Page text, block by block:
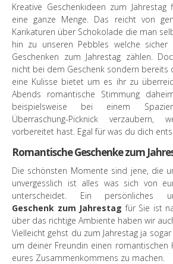
Kreative Geschenkideen zum
eine ganze Menge. Das reicht von
Karikaturen über Schokolade die man
hin zu unseren Pebbles welche
Geschenken zum Jahrestag zählen.
nicht bei dem Geschenk sondern bereits
eine Kulisse bietet um es ihr zu
Abends romantische Stimmung
beispielsweise bei einem
Überraschung-Picknick verzaubern,
vorbereitet hast. Egal für was du dich
Romantische Geschenke zum
Die schönsten Momente sind jene, die
unvergesslich ist alles was sich von
unterscheidet. Ein persönliches
Geschenk zum Jahrestag für Sie ist
über das richtige Ambiente haben wir
Vielleicht gehst du zum Jahrestag ja
um deiner Freundin einen romantischen
eures Zusammenkommens zu machen.